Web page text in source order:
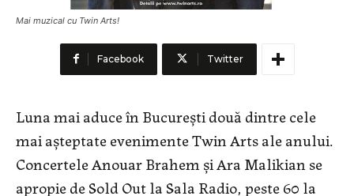
Mai muzical cu Twin Arts!
Facebook Twitter
Luna mai aduce în București două dintre cele
mai așteptate evenimente Twin Arts ale anului.
Concertele Anouar Brahem și Ara Malikian se
apropie de Sold Out la Sala Radio, peste 60 la